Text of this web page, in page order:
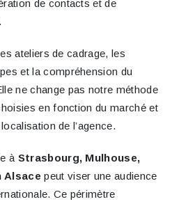
de contacts et de
ateliers de cadrage, les
et la compréhension du
ne change pas notre méthode
en fonction du marché et
de l’agence.
à Strasbourg, Mulhouse,
Alsace peut viser une audience
Ce périmètre